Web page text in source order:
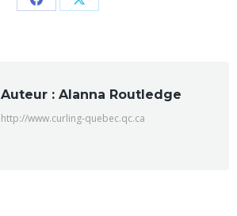
PartagerPartager
Auteur : Alanna Routledge
http://www.curling-quebec.qc.ca